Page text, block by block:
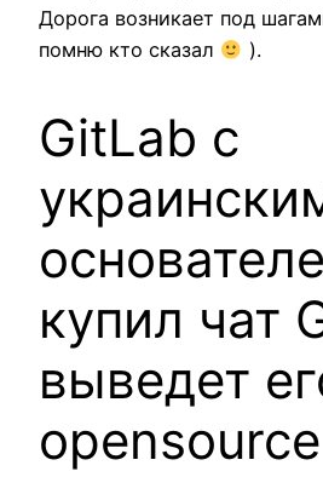
Дорога возникает под
помню кто сказал
).
GitLab с
купил чат
выведет
opensource